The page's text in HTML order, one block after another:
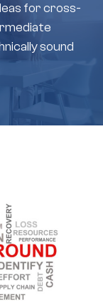
for cross-
sound